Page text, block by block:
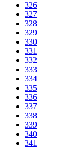
326
327
328
329
330
331
332
333
334
335
336
337
338
339
340
341